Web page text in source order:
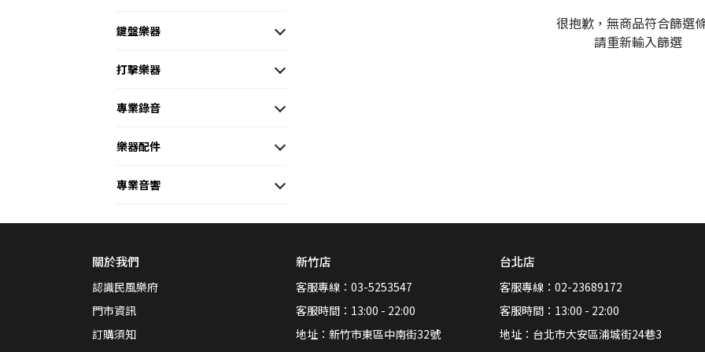
鍵盤樂器
打擊樂器
專業錄音
樂器配件
專業音響
很抱歉，無商品符合篩選
請重新輸入篩選
關於我們
認識民風樂府
門市資訊
訂購須知
新竹店
客服專線：03-5253547
客服時間：13:00 - 22:00
地址：新竹市東區中南街32號
台北店
客服專線：02-23689172
客服時間：13:00 - 22:00
地址：台北市大安區浦城街24巷3